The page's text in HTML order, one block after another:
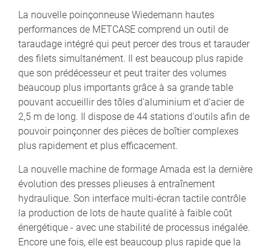
La nouvelle poinçonneuse Wiedemann hautes
performances de METCASE comprend un outil de
taraudage intégré qui peut percer des trous et tarauder
des filets simultanément. Il est beaucoup plus rapide
que son prédécesseur et peut traiter des volumes
beaucoup plus importants grâce à sa grande table
pouvant accueillir des tôles d'aluminium et d'acier de
2,5 m de long. Il dispose de 44 stations d'outils afin de
pouvoir poinçonner des pièces de boîtier complexes
plus rapidement et plus efficacement.
La nouvelle machine de formage Amada est la dernière
évolution des presses plieuses à entraînement
hydraulique. Son interface multi-écran tactile contrôle
la production de lots de haute qualité à faible coût
énergétique - avec une stabilité de processus inégalée.
Encore une fois, elle est beaucoup plus rapide que la